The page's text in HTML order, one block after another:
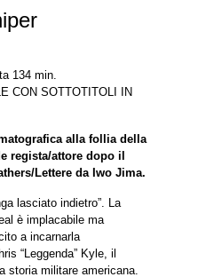
134 min.
CON SOTTOTITOLI IN
alla follia della
regista/attore dopo il
Lettere da Iwo Jima.
lasciato indietro”. La
è implacabile ma
a incarnarla
“Leggenda” Kyle, il
storia militare americana.